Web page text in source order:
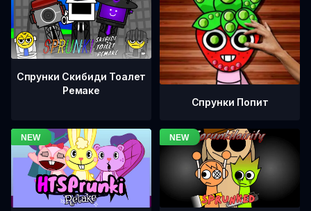
Спрунки Скибиди Тоалет
Ремаке
Спрунки Попит